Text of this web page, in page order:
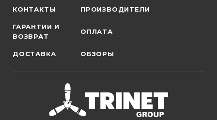
КОНТАКТЫ ПРОИЗВОДИТЕЛИ
ГАРАНТИИ И
ВОЗВРАТ
ОПЛАТА
ДОСТАВКА ОБЗОРЫ